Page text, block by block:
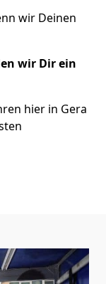
wir Deinen
wir Dir ein
hier in Gera